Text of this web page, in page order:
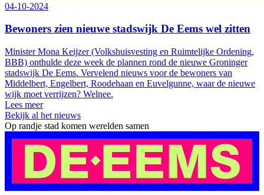
04-10-2024
Bewoners zien nieuwe stadswijk De Eems wel zitten
Minister Mona Keijzer (Volkshuisvesting en Ruimtelijke Ordening,
BBB) onthulde deze week de plannen rond de nieuwe Groninger
stadswijk De Eems. Vervelend nieuws voor de bewoners van
Middelbert, Engelbert, Roodehaan en Euvelgunne, waar de nieuwe
wijk moet verrijzen? Welnee.
Lees meer
Bekijk al het nieuws
Op randje stad komen werelden samen